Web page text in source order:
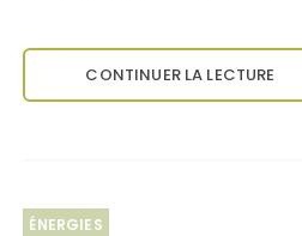
CONTINUER LA LECTURE
ÉNERGIES